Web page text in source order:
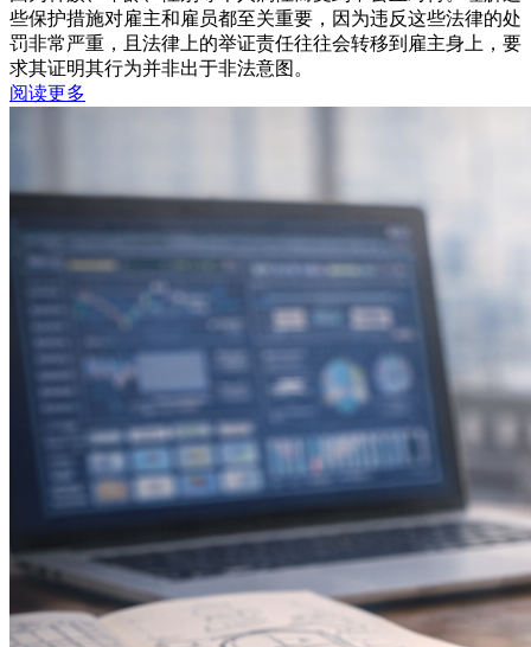
些保护措施对雇主和雇员都至关重要，因为违反这些法律的处
罚非常严重，且法律上的举证责任往往会转移到雇主身上，要
求其证明其行为并非出于非法意图。
阅读更多